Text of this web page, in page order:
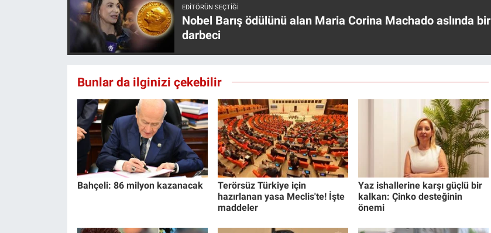
EDITÖRÜN SEÇTIĞI
Nobel Barış ödülünü alan Maria Corina Machado aslında bir
darbeci
Bunlar da ilginizi çekebilir
Bahçeli: 86 milyon kazanacak
Terörsüz Türkiye için
hazırlanan yasa Meclis'te! İşte
maddeler
Yaz ishallerine karşı güçlü bir
kalkan: Çinko desteğinin
önemi